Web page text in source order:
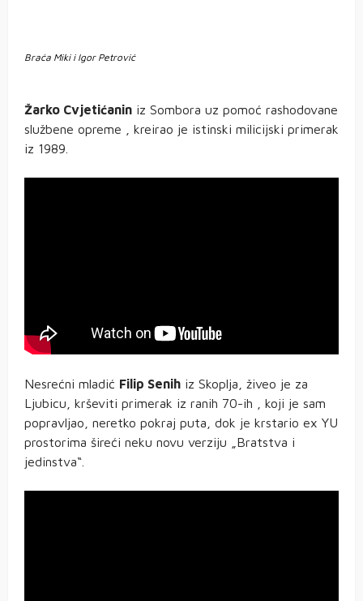
Braća Miki i Igor Petrović
Žarko Cvjetićanin iz Sombora uz pomoć rashodovane
službene opreme , kreirao je istinski milicijski primerak
iz 1989.
Nesrećni mladić Filip Senih iz Skoplja, živeo je za
Ljubicu, krševiti primerak iz ranih 70-ih , koji je sam
popravljao, neretko pokraj puta, dok je krstario ex YU
prostorima šireći neku novu verziju „Bratstva i
jedinstva“.